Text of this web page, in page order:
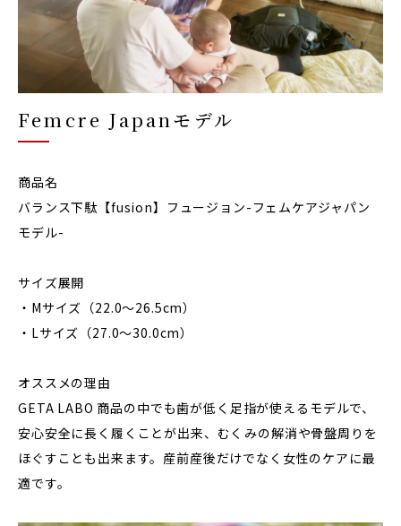
Femcre Japanモデル
商品名
バランス下駄【fusion】フュージョン-フェムケアジャパン
モデル-
サイズ展開
・Mサイズ（22.0〜26.5cm）
・Lサイズ（27.0〜30.0cm）
オススメの理由
GETA LABO 商品の中でも歯が低く足指が使えるモデルで、
安心安全に長く履くことが出来、むくみの解消や骨盤周りを
ほぐすことも出来ます。産前産後だけでなく女性のケアに最
適です。